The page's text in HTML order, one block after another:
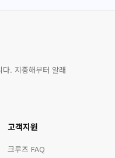
. 지중해부터 알래
고객지원
크루즈 FAQ